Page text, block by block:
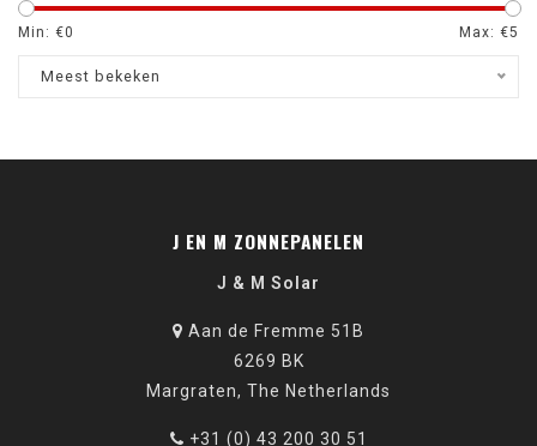
Min: €0 Max: €5
Meest bekeken
J EN M ZONNEPANELEN
J & M Solar
Aan de Fremme 51B
6269 BK
Margraten, The Netherlands
+31 (0) 43 200 30 51